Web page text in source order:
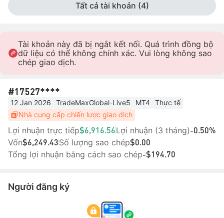
Tất cả tài khoản (4)
Tài khoản này đã bị ngắt kết nối. Quá trình đồng bộ
dữ liệu có thể không chính xác. Vui lòng không sao
chép giao dịch.
#17527****
12 Jan 2026 TradeMaxGlobal-Live5 MT4 Thực tế
Nhà cung cấp chiến lược giao dịch
Lợi nhuận trực tiếp$6,916.56Lợi nhuận (3 tháng)-0.50%
Vốn$6,249.43Số lượng sao chép$0.00
Tổng lợi nhuận bằng cách sao chép-$194.70
Người đăng ký